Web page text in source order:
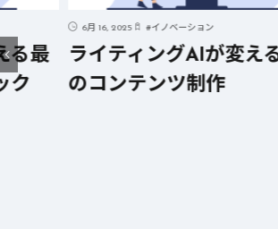
る最
ク
6月 16, 2025 #イノベーション
ライティングAIが変え
のコンテンツ制作